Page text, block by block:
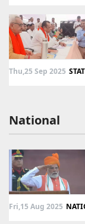
Thu,25 Sep 2025
National
Fri,15 Aug 2025